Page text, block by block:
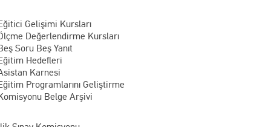
Gelişimi Kursları
Değerlendirme Kursları
Soru Beş Yanıt
Hedefleri
Karnesi
Programlarını Geliştirme
Belge Arşivi